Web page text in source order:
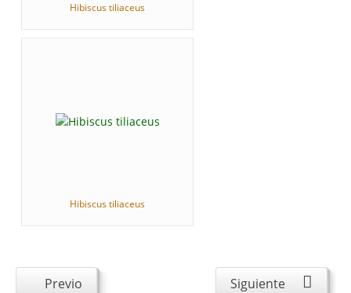
Hibiscus tiliaceus
Hibiscus tiliaceus
Previo Siguiente